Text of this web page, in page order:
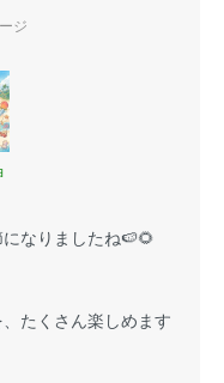
ジ
なりましたね🍉🌻
たくさん楽しめます